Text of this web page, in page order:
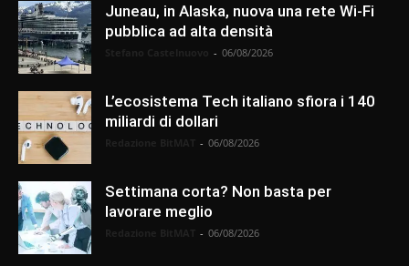
Juneau, in Alaska, nuova una rete Wi-Fi
pubblica ad alta densità
- 06/08/2026
L’ecosistema Tech italiano sfiora i 140
miliardi di dollari
- 06/08/2026
Settimana corta? Non basta per
lavorare meglio
- 06/08/2026